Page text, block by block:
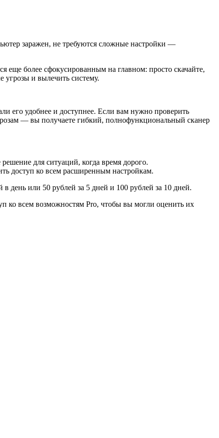
заражен, не требуются сложные настройки —
еще более сфокусированным на главном: просто скачайте,
и вылечить систему.
его удобнее и доступнее. Если вам нужно проверить
— вы получаете гибкий, полнофункциональный сканер
для ситуаций, когда время дорого.
доступ ко всем расширенным настройкам.
день или 50 рублей за 5 дней и 100 рублей за 10 дней.
ко всем возможностям Pro, чтобы вы могли оценить их